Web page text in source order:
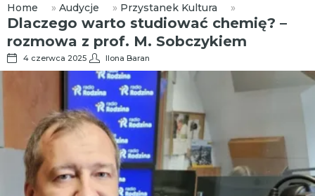
Home » Audycje » Przystanek Kultura »
Dlaczego warto studiować chemię? –
rozmowa z prof. M. Sobczykiem
4 czerwca 2025 Ilona Baran